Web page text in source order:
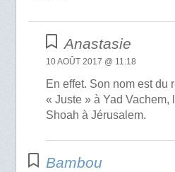
Anastasie
10 AOÛT 2017 @ 11:18
En effet. Son nom est du
« Juste » à Yad Vachem,
Shoah à Jérusalem.
Bambou